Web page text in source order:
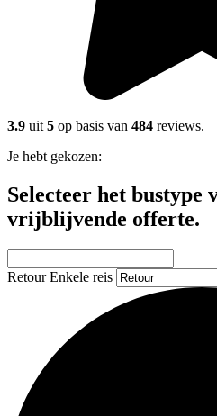
3.9 uit 5 op basis van 484 reviews.
Je hebt gekozen:
Selecteer het bustype
vrijblijvende offerte.
RetourEnkele reis